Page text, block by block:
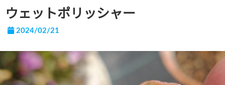
ウェットポリッシャー
2024/02/21